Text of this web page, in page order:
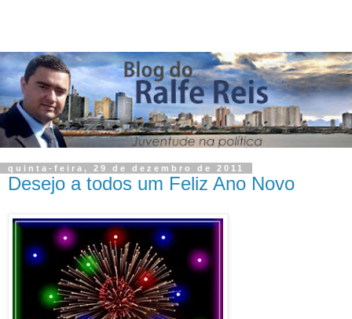
quinta-feira, 29 de dezembro de 2011
Desejo a todos um Feliz Ano Novo